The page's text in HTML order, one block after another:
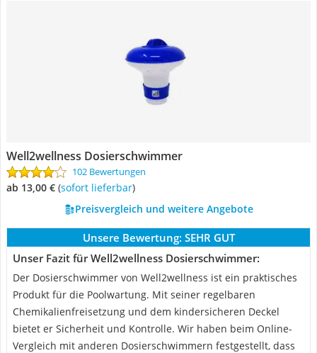
Well2wellness Dosierschwimmer
102 Bewertungen
ab 13,00 € ( Sofort lieferbar)
Preisvergleich und weitere Angebote
Unsere Bewertung: SEHR GUT
Unser Fazit für Well2wellness Dosierschwimmer:
Der Dosierschwimmer von Well2wellness ist ein praktisches
Produkt für die Poolwartung. Mit seiner regelbaren
Chemikalienfreisetzung und dem kindersicheren Deckel
bietet er Sicherheit und Kontrolle. Wir haben beim Online-
Vergleich mit anderen Dosierschwimmern festgestellt, dass